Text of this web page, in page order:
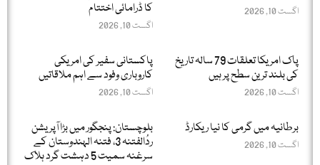
اگست 10, 2026
کا ڈرامائی اختتام
اگست 10, 2026
پاک امریکا تعلقات 79 سالہ تاریخ
کی بلند ترین سطح پر ہیں
اگست 10, 2026
پاکستانی سفیر کی امریکی
کاروباری وفود سے اہم ملاقاتیں
اگست 10, 2026
برطانیہ میں گرمی کا نیا ریکارڈ
اگست 10, 2026
بلوچستان: پنجگور میں بڑا آپریشن
ردُالفتنہ 3، فتنہ الہندوستان کے
سرغنہ سمیت 5 دہشت گرد ہلاک